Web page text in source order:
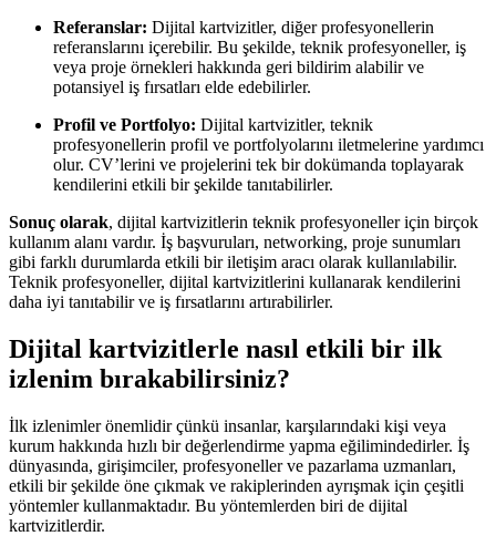
Referanslar: Dijital kartvizitler, diğer profesyonellerin
referanslarını içerebilir. Bu şekilde, teknik profesyoneller, iş
veya proje örnekleri hakkında geri bildirim alabilir ve
potansiyel iş fırsatları elde edebilirler.
Profil ve Portfolyo: Dijital kartvizitler, teknik
profesyonellerin profil ve portfolyolarını iletmelerine yardımcı
olur. CV’lerini ve projelerini tek bir dokümanda toplayarak
kendilerini etkili bir şekilde tanıtabilirler.
Sonuç olarak, dijital kartvizitlerin teknik profesyoneller için birçok
kullanım alanı vardır. İş başvuruları, networking, proje sunumları
gibi farklı durumlarda etkili bir iletişim aracı olarak kullanılabilir.
Teknik profesyoneller, dijital kartvizitlerini kullanarak kendilerini
daha iyi tanıtabilir ve iş fırsatlarını artırabilirler.
Dijital kartvizitlerle nasıl etkili bir ilk
izlenim bırakabilirsiniz?
İlk izlenimler önemlidir çünkü insanlar, karşılarındaki kişi veya
kurum hakkında hızlı bir değerlendirme yapma eğilimindedirler. İş
dünyasında, girişimciler, profesyoneller ve pazarlama uzmanları,
etkili bir şekilde öne çıkmak ve rakiplerinden ayrışmak için çeşitli
yöntemler kullanmaktadır. Bu yöntemlerden biri de dijital
kartvizitlerdir.